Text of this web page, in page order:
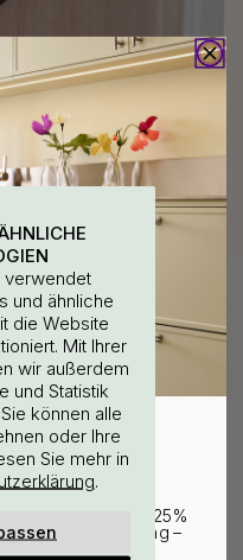
mit
verwendet
und ähnliche
die Website
Mit Ihrer
wir außerdem
und Statistik
können alle
oder Ihre
Sie mehr in
.
deinen
Artikel
an und erhalte 25%
deiner Bestellung –
Angebote.